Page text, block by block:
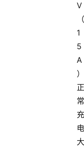
V
（
1
5
A
）
正
常
充
电
大